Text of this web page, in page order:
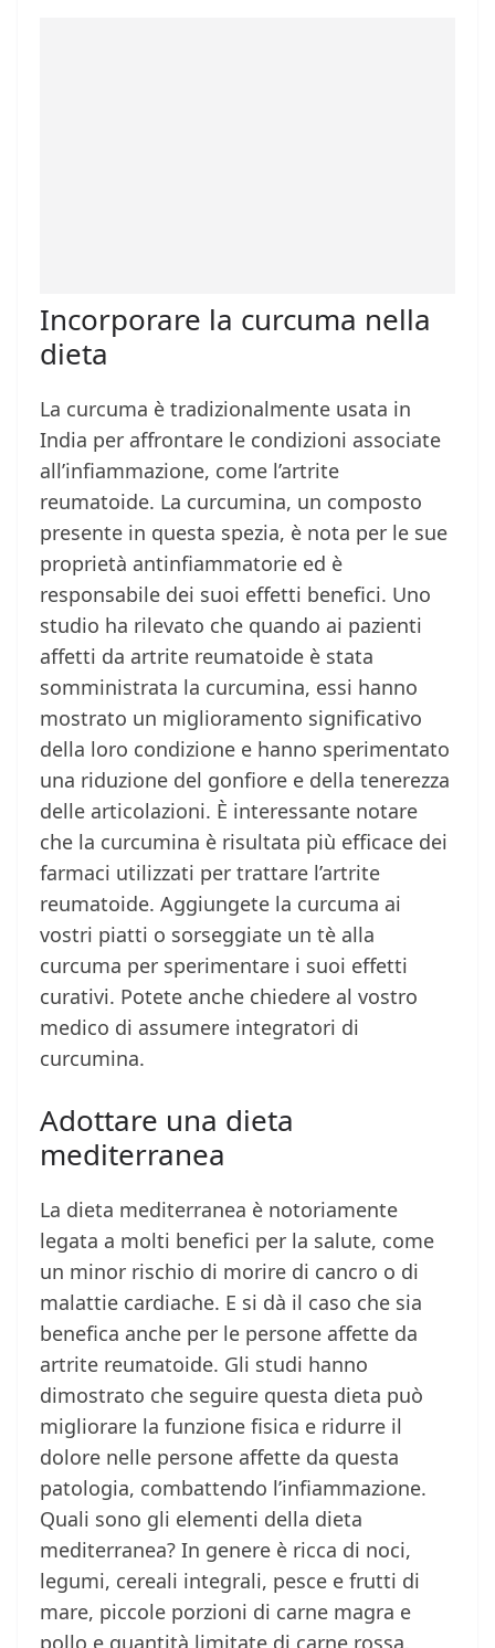
Incorporare la curcuma nella
dieta
La curcuma è tradizionalmente usata in
India per affrontare le condizioni associate
all’infiammazione, come l’artrite
reumatoide. La curcumina, un composto
presente in questa spezia, è nota per le sue
proprietà antinfiammatorie ed è
responsabile dei suoi effetti benefici. Uno
studio ha rilevato che quando ai pazienti
affetti da artrite reumatoide è stata
somministrata la curcumina, essi hanno
mostrato un miglioramento significativo
della loro condizione e hanno sperimentato
una riduzione del gonfiore e della tenerezza
delle articolazioni. È interessante notare
che la curcumina è risultata più efficace dei
farmaci utilizzati per trattare l’artrite
reumatoide. Aggiungete la curcuma ai
vostri piatti o sorseggiate un tè alla
curcuma per sperimentare i suoi effetti
curativi. Potete anche chiedere al vostro
medico di assumere integratori di
curcumina.
Adottare una dieta
mediterranea
La dieta mediterranea è notoriamente
legata a molti benefici per la salute, come
un minor rischio di morire di cancro o di
malattie cardiache. E si dà il caso che sia
benefica anche per le persone affette da
artrite reumatoide. Gli studi hanno
dimostrato che seguire questa dieta può
migliorare la funzione fisica e ridurre il
dolore nelle persone affette da questa
patologia, combattendo l’infiammazione.
Quali sono gli elementi della dieta
mediterranea? In genere è ricca di noci,
legumi, cereali integrali, pesce e frutti di
mare, piccole porzioni di carne magra e